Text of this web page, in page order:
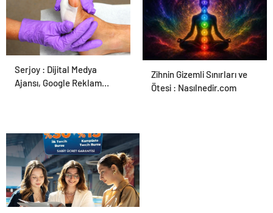
Ortopodoloji İle Diyabetik
Ayak Yarası Tedavisi
Zihnin Gizemli Sınırları ve
Ötesi : Nasılnedir.com
Serjoy : Dijital Medya
Ajansı, Google Reklam